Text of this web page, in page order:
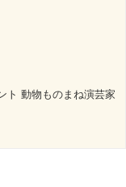
ト 動物ものまね演芸家